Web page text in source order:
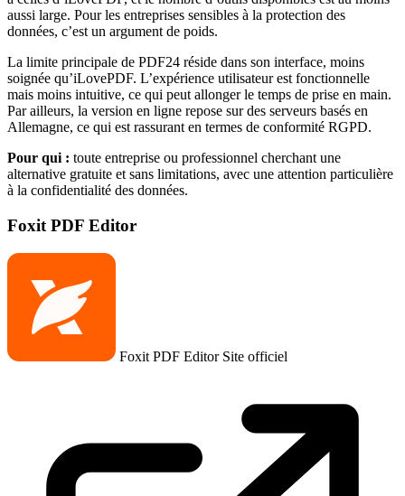
aussi large. Pour les entreprises sensibles à la protection des
données, c’est un argument de poids.
La limite principale de PDF24 réside dans son interface, moins
soignée qu’iLovePDF. L’expérience utilisateur est fonctionnelle
mais moins intuitive, ce qui peut allonger le temps de prise en main.
Par ailleurs, la version en ligne repose sur des serveurs basés en
Allemagne, ce qui est rassurant en termes de conformité RGPD.
Pour qui : toute entreprise ou professionnel cherchant une
alternative gratuite et sans limitations, avec une attention particulière
à la confidentialité des données.
Foxit PDF Editor
Foxit PDF Editor Site officiel